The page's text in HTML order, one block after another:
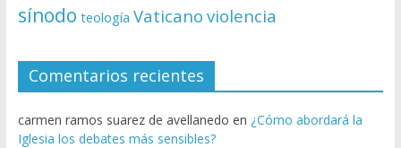
sínodo teología Vaticano violencia
Comentarios recientes
carmen ramos suarez de avellanedo en ¿Cómo abordará la
Iglesia los debates más sensibles?